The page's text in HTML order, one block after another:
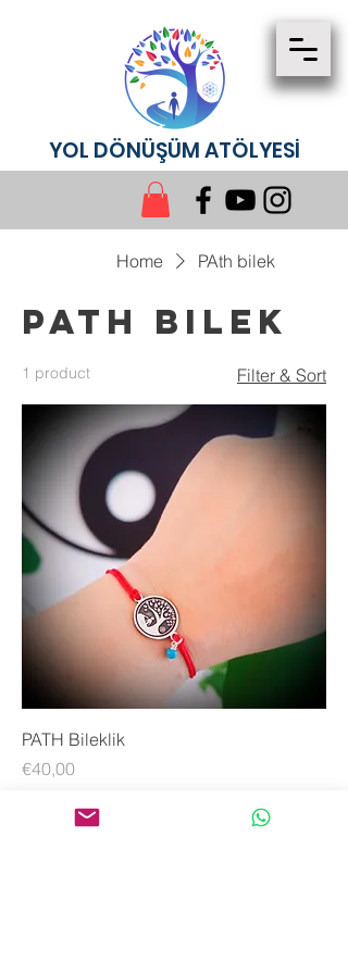
YOL DÖNÜŞÜM ATÖLYESİ
Home PAth bilek
PAth bilek
1 product Filter & Sort
PATH Bileklik
Price
€40,00